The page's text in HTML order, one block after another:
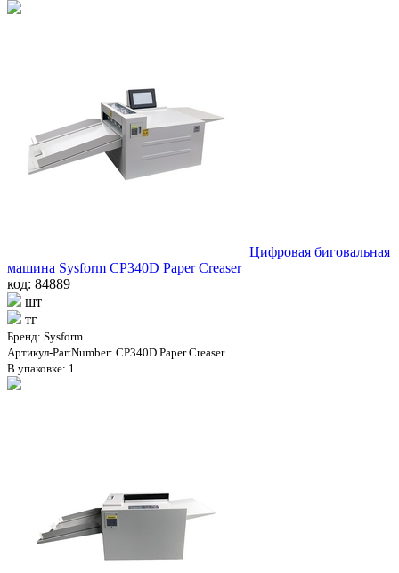
Цифровая биговальная
машина Sysform CP340D Paper Creaser
код: 84889
шт
тг
Бренд: Sysform
Артикул-PartNumber: CP340D Paper Creaser
В упаковке: 1